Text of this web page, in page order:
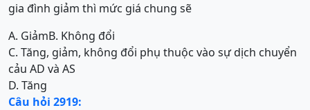
gia đình giảm thì mức giá chung sẽ
A. GiảmB. Không đổi
C. Tăng, giảm, không đổi phụ thuộc vào sự dịch chuyển
cảu AD và AS
D. Tăng
Câu hỏi 2919: